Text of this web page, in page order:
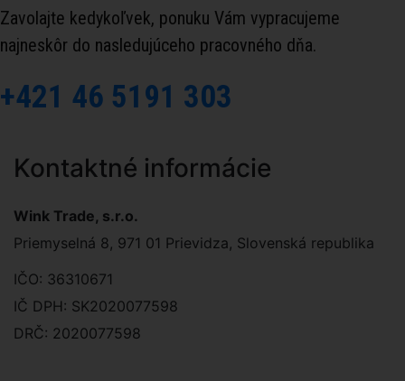
Zavolajte kedykoľvek, ponuku Vám vypracujeme
najneskôr do nasledujúceho pracovného dňa.
+421 46 5191 303
Kontaktné informácie
Wink Trade, s.r.o.
Priemyselná 8, 971 01 Prievidza, Slovenská republika
IČO: 36310671
IČ DPH: SK2020077598
DRČ: 2020077598